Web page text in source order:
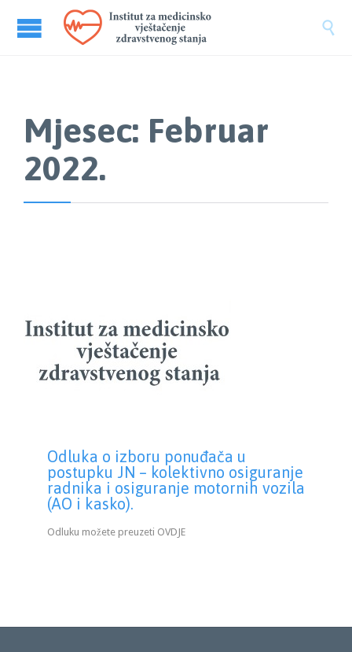

Mjesec: Februar
2022.
Odluka o izboru ponuđača u
postupku JN – kolektivno osiguranje
radnika i osiguranje motornih vozila
(AO i kasko).
Odluku možete preuzeti OVDJE